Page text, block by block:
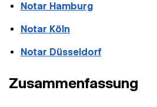
Notar Hamburg
Notar Köln
Notar Düsseldorf
Zusammenfassung